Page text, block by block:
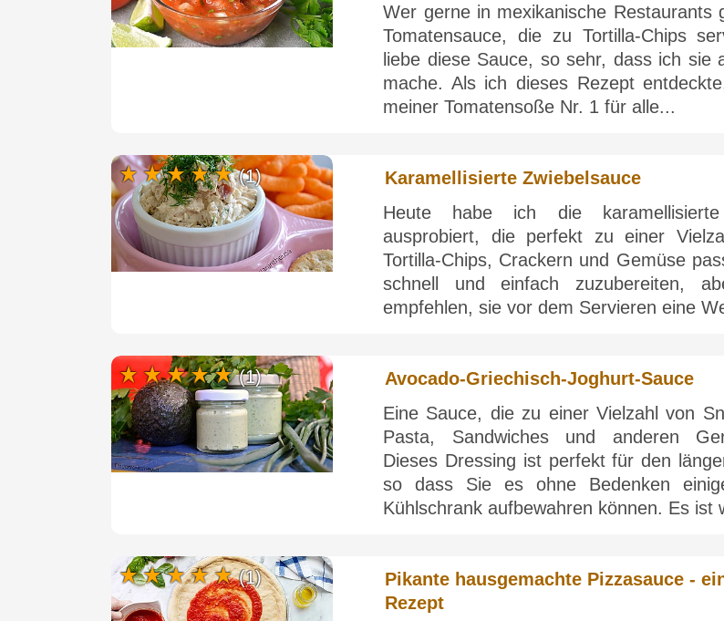
Wer gerne in mexikanische Restaurants
Tomatensauce, die zu Tortilla-Chips
liebe diese Sauce, so sehr, dass ich sie
mache. Als ich dieses Rezept
meiner Tomatensoße Nr. 1 für alle...
Karamellisierte Zwiebelsauce
Heute habe ich die karamellisierte
ausprobiert, die perfekt zu einer
Tortilla-Chips, Crackern und Gemüse
schnell und einfach zuzubereiten,
empfehlen, sie vor dem Servieren eine
(1)
Avocado-Griechisch-Joghurt-Sauce
Eine Sauce, die zu einer Vielzahl von
Pasta, Sandwiches und anderen
Dieses Dressing ist perfekt für den
so dass Sie es ohne Bedenken
Kühlschrank aufbewahren können. Es ist
(1)
Pikante hausgemachte Pizzasauce -
Rezept
(1)